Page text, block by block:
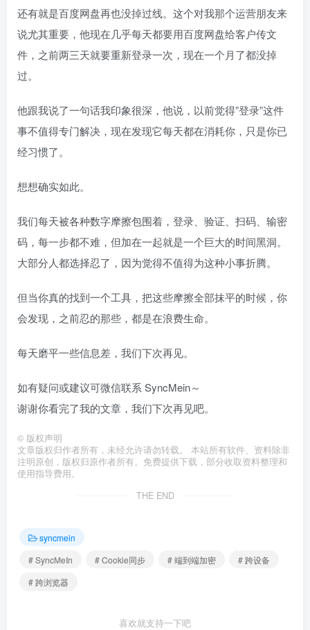
还有就是百度网盘再也没掉过线。这个对我那个运营朋友来
说尤其重要，他现在几乎每天都要用百度网盘给客户传文
件，之前两三天就要重新登录一次，现在一个月了都没掉
过。
他跟我说了一句话我印象很深，他说，以前觉得”登录”这件
事不值得专门解决，现在发现它每天都在消耗你，只是你已
经习惯了。
想想确实如此。
我们每天被各种数字摩擦包围着，登录、验证、扫码、输密
码，每一步都不难，但加在一起就是一个巨大的时间黑洞。
大部分人都选择忍了，因为觉得不值得为这种小事折腾。
但当你真的找到一个工具，把这些摩擦全部抹平的时候，你
会发现，之前忍的那些，都是在浪费生命。
每天磨平一些信息差，我们下次再见。
如有疑问或建议可微信联系 SyncMein～
谢谢你看完了我的文章，我们下次再见吧。
© 版权声明
文章版权归作者所有，未经允许请勿转载。 本站所有软件、资料除非
注明原创，版权归原作者所有。免费提供下载，部分收取资料整理和
使用指导费用。
THE END
syncmein
# SyncMeIn
# Cookie同步 # 端到端加密
# 跨设备
# 跨浏览器
喜欢就支持一下吧